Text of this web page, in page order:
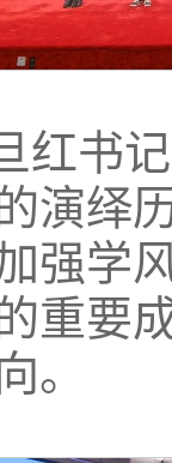
红书
演绎
强学
重要
。